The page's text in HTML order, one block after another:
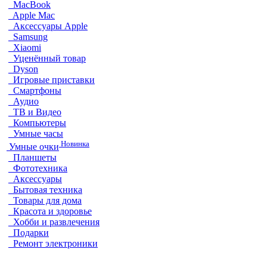
MacBook
Apple Mac
Аксессуары Apple
Samsung
Xiaomi
Уценённый товар
Dyson
Игровые приставки
Смартфоны
Аудио
ТВ и Видео
Компьютеры
Умные часы
Умные очки Новинка
Планшеты
Фототехника
Аксессуары
Бытовая техника
Товары для дома
Красота и здоровье
Хобби и развлечения
Подарки
Ремонт электроники